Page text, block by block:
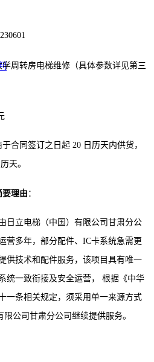
学周转房电梯维修 （具体参数详见第三
于合同签订之日起 20 日历天内供货，
天。
要理由 ：
日立电梯（中国）有限公司甘肃分公
营多年，部分配件、IC卡系统急需更
供技术和配件服务，该项目具有唯一
统一致衔接及安全运营， 根据《中华
一条相关规定，须采用单一来源方式
公司甘肃分公司继续提供服务。